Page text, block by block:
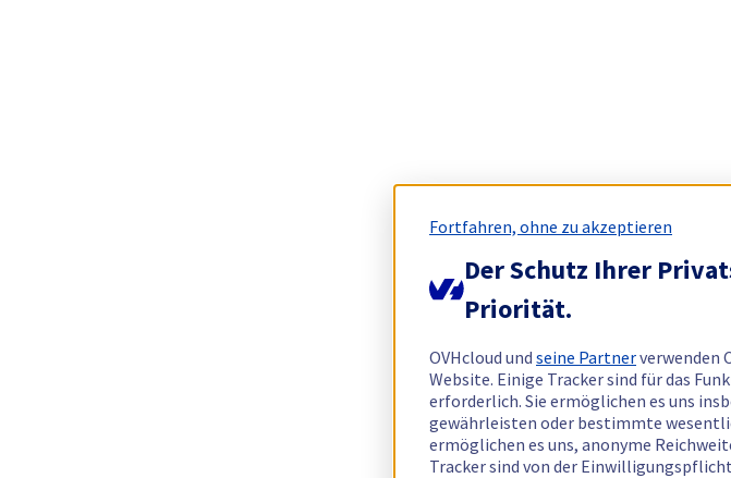
Fortfahren, ohne zu akzeptieren
Der Schutz Ihrer
Priorität.
OVHcloud und seine Partnerverwenden
Website. Einige Tracker sind für das
erforderlich. Sie ermöglichen es uns
gewährleisten oder bestimmte
ermöglichen es uns, anonyme
Tracker sind von der